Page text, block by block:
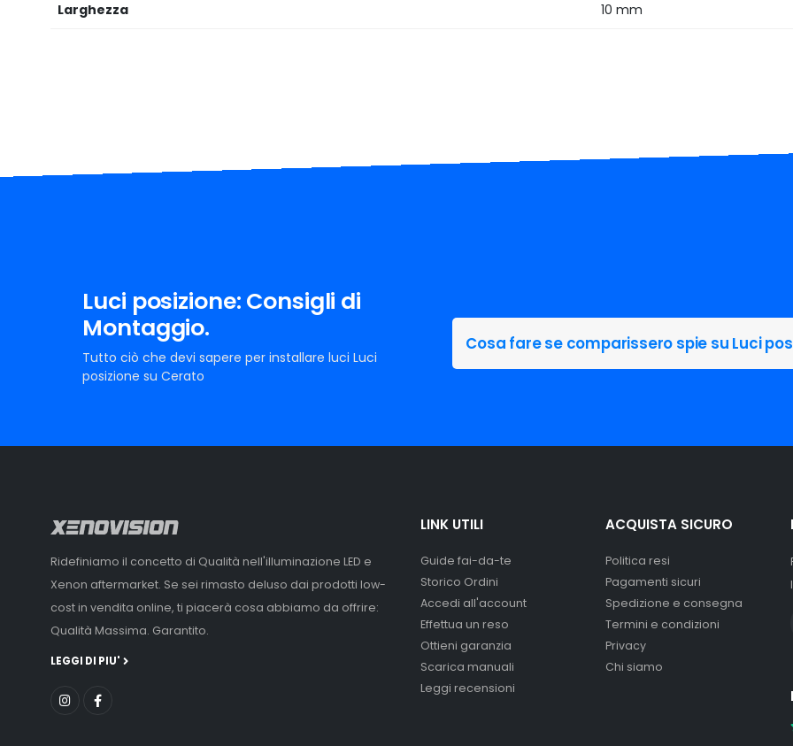
Larghezza 10 mm
Luci posizione: Consigli di
Montaggio.
Tutto ciò che devi sapere per installare luci Luci
posizione su Cerato
Cosa fare se comparissero spie su Luci
Ridefiniamo il concetto di Qualità nell'illuminazione LED e
Xenon aftermarket. Se sei rimasto deluso dai prodotti low-
cost in vendita online, ti piacerà cosa abbiamo da offrire:
Qualità Massima. Garantito.
LEGGI DI PIU'
LINK UTILI
Guide fai-da-te
Storico Ordini
Accedi all'account
Effettua un reso
Ottieni garanzia
Scarica manuali
Leggi recensioni
ACQUISTA SICURO
Politica resi
Pagamenti sicuri
Spedizione e consegna
Termini e condizioni
Privacy
Chi siamo